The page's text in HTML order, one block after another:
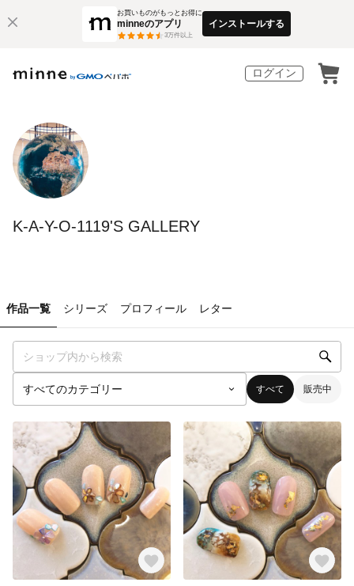
お買いものがもっとお得に
minneのアプリ
3万件以上
インストールする
ログイン
K-A-Y-O-1119'S GALLERY
作品一覧 シリーズ プロフィール レター
すべて 販売中